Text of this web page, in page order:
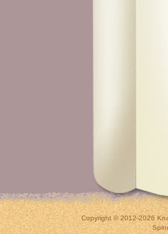
Copyright © 2012-2026